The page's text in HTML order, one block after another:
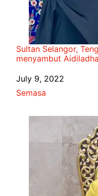
Sultan Selangor,
menyambut Aidiladha
Date
July 9, 2022
In relation to
Semasa